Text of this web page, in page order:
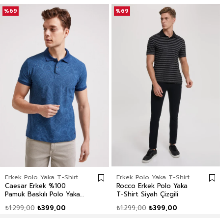
Erkek Polo Yaka T-Shirt
Caesar Erkek %100
Pamuk Baskılı Polo Yaka
₺399,00
₺1.299,00
%69
Erkek Polo Yaka T-Shirt
Rocco Erkek Polo Yaka
T-Shirt Siyah Çizgili
₺399,00
₺1.299,00
%69